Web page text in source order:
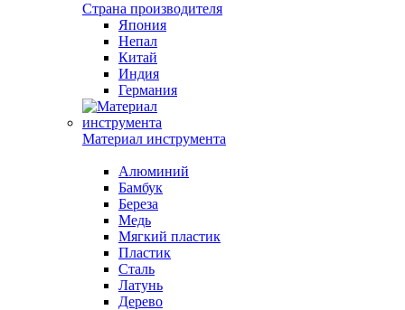
Страна производителя
Япония
Непал
Китай
Индия
Германия
Материал инструмента
Алюминий
Бамбук
Береза
Медь
Мягкий пластик
Пластик
Сталь
Латунь
Дерево